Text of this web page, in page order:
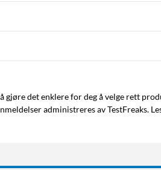
gjøre det enklere for deg å velge rett
administreres av TestFreaks.